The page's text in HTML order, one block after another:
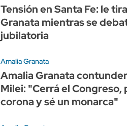
Tensión en Santa Fe: le
Granata mientras se
jubilatoria
Amalia Granata
Amalia Granata
Milei: "Cerrá el Congreso,
corona y sé un monarca"